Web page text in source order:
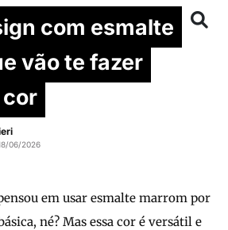
com esmalte
vão te fazer
cor
06/2026
em usar esmalte marrom por
né? Mas essa cor é versátil e